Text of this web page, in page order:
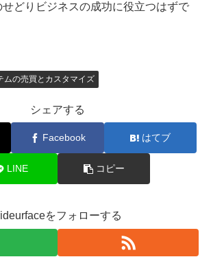
どりビジネスの成功に役立つはずで
ムの売買とカスタマイズ
シェアする
Facebook はてブ
LINE コピー
をフォローする